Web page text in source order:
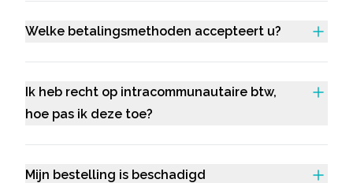
Welke betalingsmethoden accepteert u?
Ik heb recht op intracommunautaire btw,
hoe pas ik deze toe?
Mijn bestelling is beschadigd